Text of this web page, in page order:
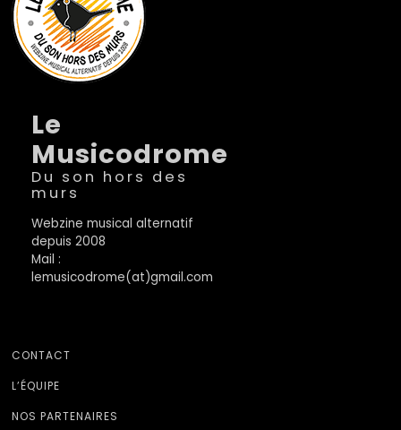
Le
Musicodrome
Du son hors des
murs
Webzine musical alternatif
depuis 2008
Mail :
lemusicodrome(at)gmail.com
CONTACT
L’ÉQUIPE
NOS PARTENAIRES